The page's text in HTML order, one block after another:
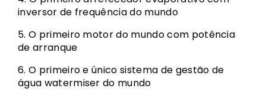
inversor de frequência do mundo
5. O primeiro motor do mundo com potência
de arranque
6. O primeiro e único sistema de gestão de
água watermiser do mundo